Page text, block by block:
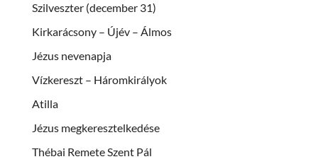
Szilveszter (december 31)
Kirkarácsony – Újév – Álmos
Jézus nevenapja
Vízkereszt – Háromkirályok
Atilla
Jézus megkeresztelkedése
Thébai Remete Szent Pál